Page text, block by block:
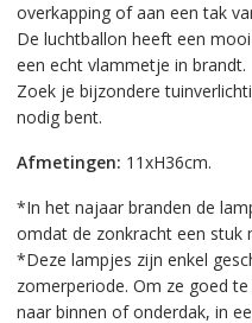
overkapping of aan een tak
De luchtballon heeft een
een echt vlammetje in brandt.
Zoek je bijzondere
nodig bent.
Afmetingen: 11xH36cm.
*In het najaar branden de
omdat de zonkracht een stuk
*Deze lampjes zijn enkel
zomerperiode. Om ze goed
naar binnen of onderdak, in